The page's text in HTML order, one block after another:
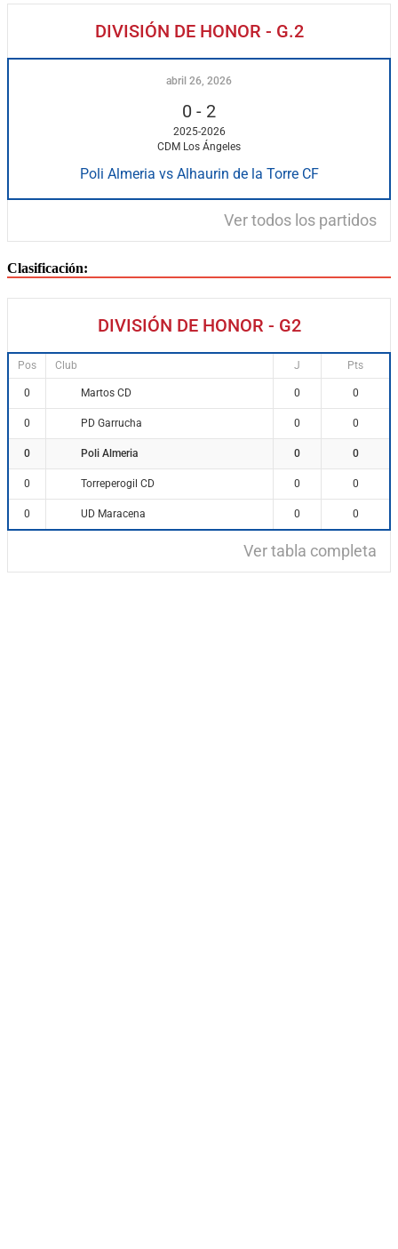
DIVISIÓN DE HONOR - G.2
abril 26, 2026
0 - 2
2025-2026
CDM Los Ángeles
Poli Almeria vs Alhaurin de la Torre CF
Ver todos los partidos
Clasificación:
DIVISIÓN DE HONOR - G2
Pos Club J Pts
0 Martos CD 0 0
0 PD Garrucha 0 0
0 Poli Almeria 0 0
0 Torreperogil CD 0 0
0 UD Maracena 0 0
Ver tabla completa